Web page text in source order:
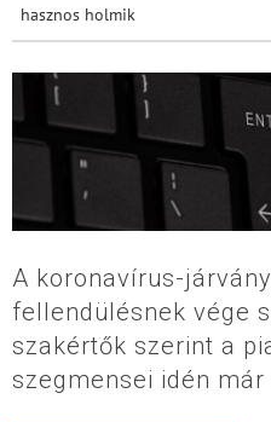
hasznos holmik
A koronavírus-
fellendülésnek vége
szakértők szerint a
szegmensei idén